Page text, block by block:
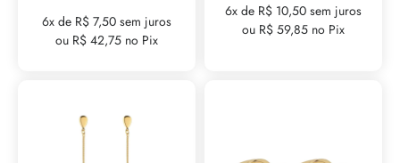
6x de R$ 7,50 sem juros
ou R$ 42,75 no Pix
6x de R$ 10,50 sem juros
ou R$ 59,85 no Pix